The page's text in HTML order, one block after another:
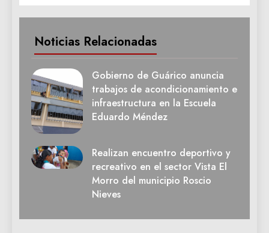
Noticias Relacionadas
Gobierno de Guárico anuncia
trabajos de acondicionamiento e
infraestructura en la Escuela
Eduardo Méndez
Realizan encuentro deportivo y
recreativo en el sector Vista El
Morro del municipio Roscio
Nieves